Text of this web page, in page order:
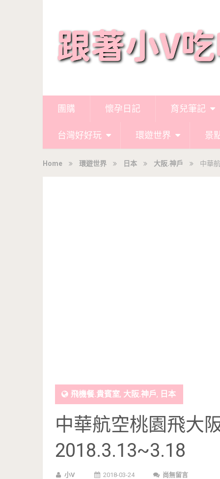
團購 懷孕日記 育兒筆記
台灣好好玩 環遊世界 景
Home 環遊世界 日本 大阪.神戶 中華
飛機餐.貴賓室, 大阪.神戶, 日本
中華航空桃園飛大
2018.3.13~3.18
小V 2018-03-24 尚無留言